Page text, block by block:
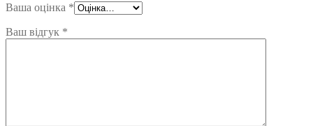
Ваша оцінка *
Ваш відгук *